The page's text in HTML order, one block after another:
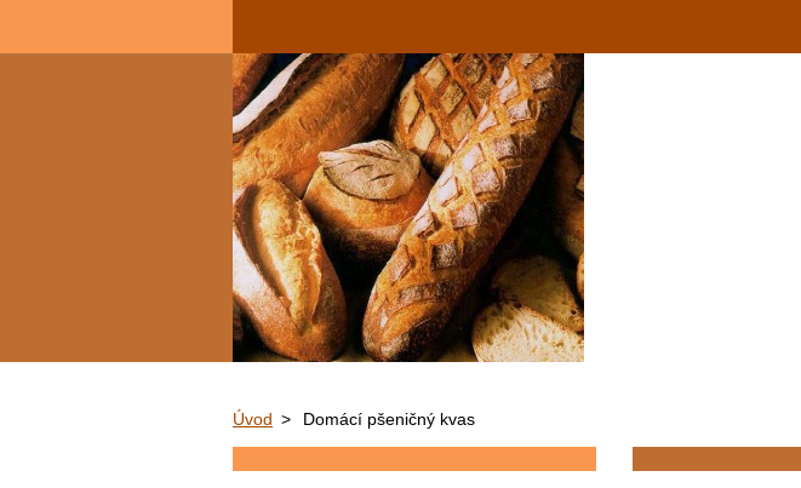
Úvod > Domácí pšeničný kvas